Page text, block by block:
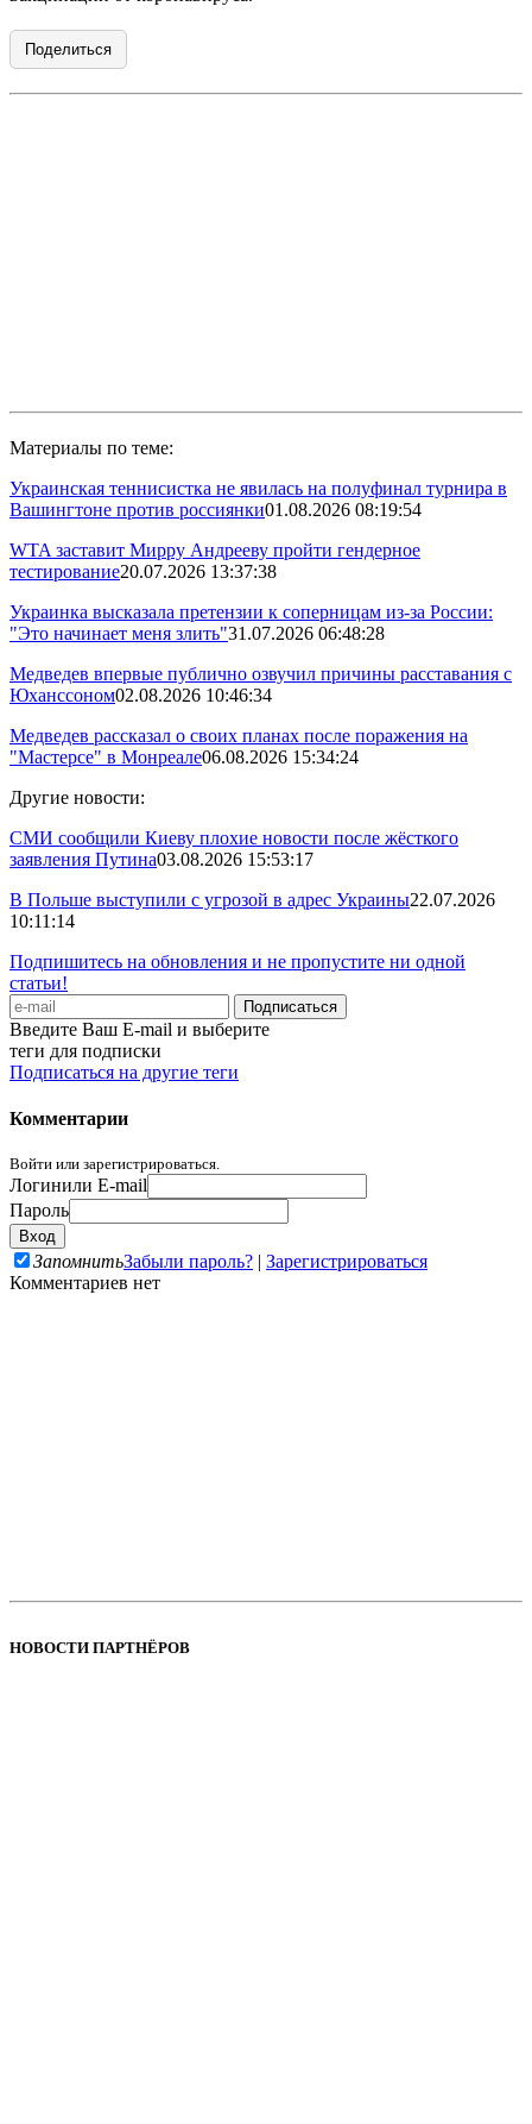
Поделиться
Материалы по теме:
Украинская теннисистка не явилась на полуфинал турнира в
Вашингтоне против россиянки01.08.2026 08:19:54
WTA заставит Мирру Андрееву пройти гендерное
тестирование20.07.2026 13:37:38
Украинка высказала претензии к соперницам из-за России:
"Это начинает меня злить"31.07.2026 06:48:28
Медведев впервые публично озвучил причины расставания с
Юханссоном02.08.2026 10:46:34
Медведев рассказал о своих планах после поражения на
"Мастерсе" в Монреале06.08.2026 15:34:24
Другие новости:
СМИ сообщили Киеву плохие новости после жёсткого
заявления Путина03.08.2026 15:53:17
В Польше выступили с угрозой в адрес Украины22.07.2026
10:11:14
Подпишитесь на обновления и не пропустите ни одной
статьи!
Введите Ваш E-mail и выберите
теги для подписки
Подписаться на другие теги
Комментарии
Войти или зарегистрироваться.
Логинили E-mail
Пароль
ЗапомнитьЗабыли пароль? | Зарегистрироваться
Комментариев нет
НОВОСТИ ПАРТНЁРОВ